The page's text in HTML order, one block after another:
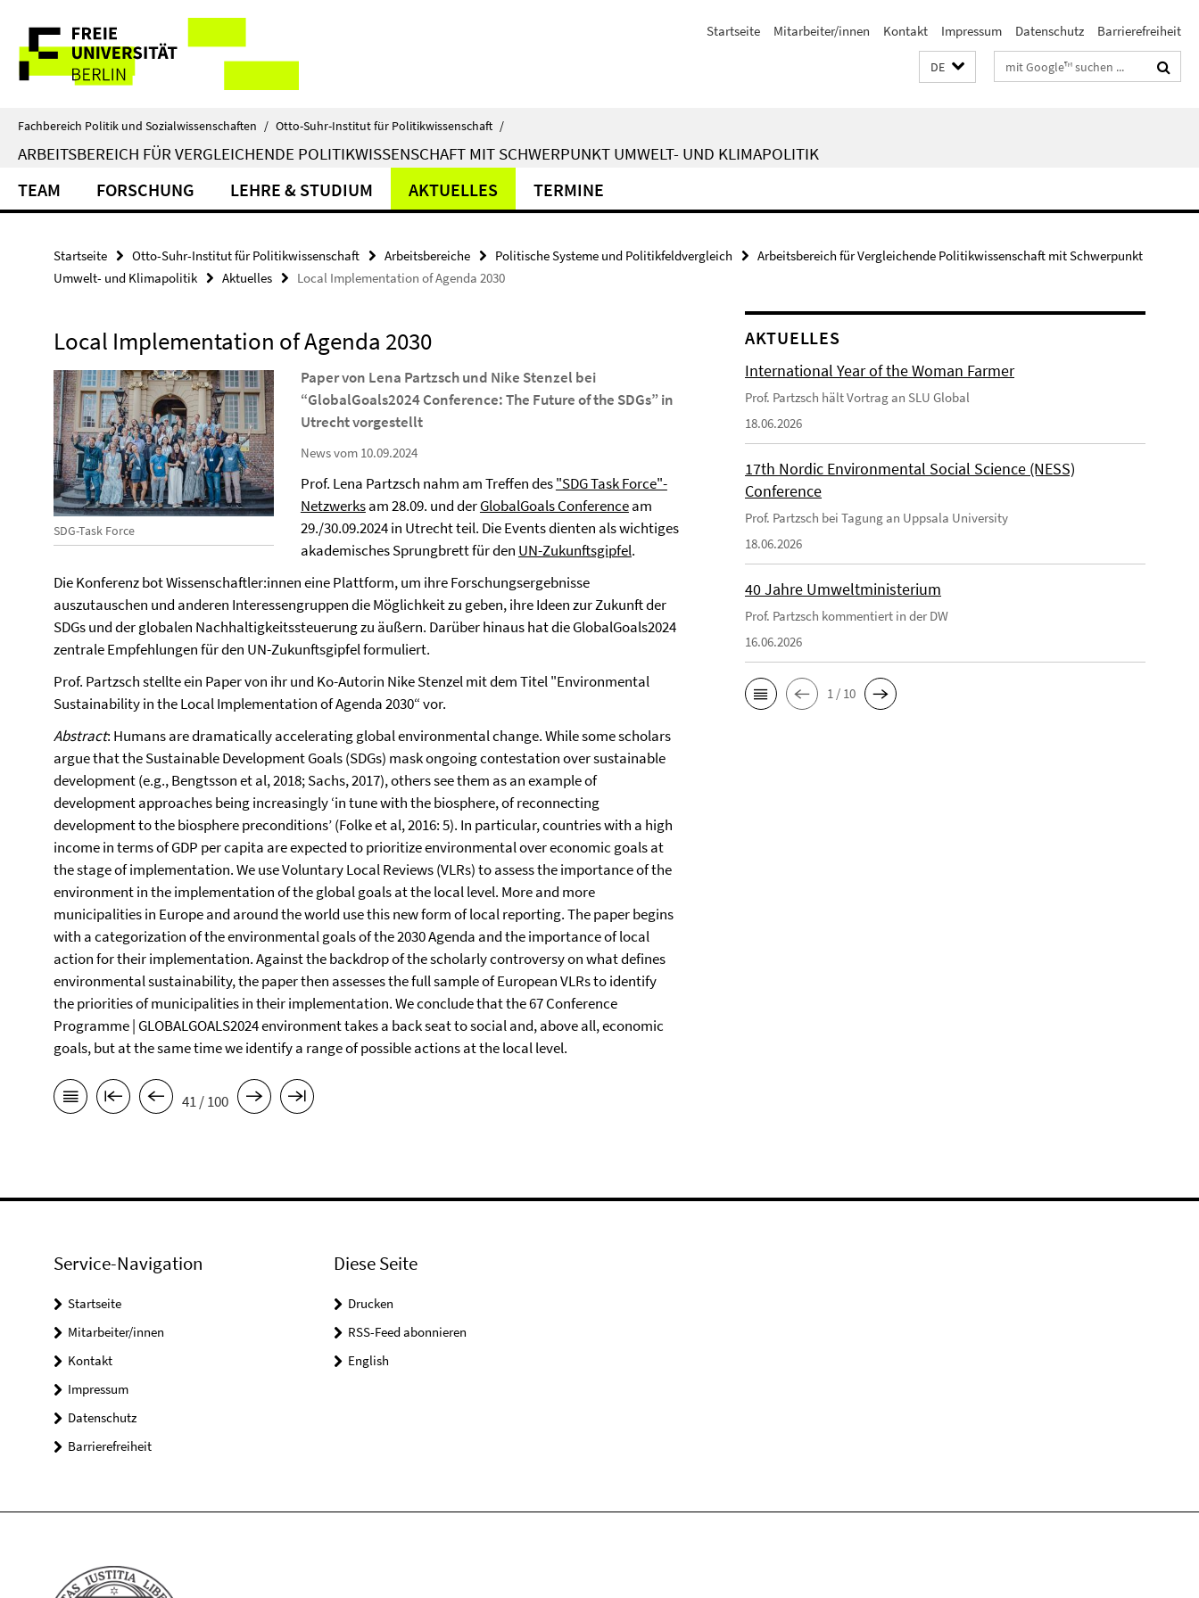
direkt
Inhalt
Service-
Navigation
Startseite Mitarbeiter/innen Kontakt Impressum Datenschutz Barrierefreiheit
DE Suchbegriffe
Fachbereich Politik und Sozialwissenschaften / Otto-Suhr-Institut für Politikwissenschaft /
ARBEITSBEREICH FÜR VERGLEICHENDE POLITIKWISSENSCHAFT MIT SCHWERPUNKT UMWELT- UND KLIMAPOLITIK
TEAM FORSCHUNG LEHRE & STUDIUM AKTUELLES TERMINE
Startseite Otto-Suhr-Institut für Politikwissenschaft Arbeitsbereiche Politische Systeme und Politikfeldvergleich
Arbeitsbereich für Vergleichende Politikwissenschaft mit Schwerpunkt
Umwelt- und Klimapolitik
Aktuelles Local Implementation of Agenda 2030
Local Implementation of Agenda 2030
SDG-Task Force
Paper von Lena Partzsch und Nike Stenzel bei
“GlobalGoals2024 Conference: The Future of the SDGs” in
Utrecht vorgestellt
News vom 10.09.2024
Prof. Lena Partzsch nahm am Treffen des"SDG Task Force"-
Netzwerksam 28.09. und derGlobalGoals Conferenceam
29./30.09.2024 in Utrecht teil. Die Events dienten als wichtiges
akademisches Sprungbrett für den UN-Zukunftsgipfel.
Die Konferenz bot Wissenschaftler:innen eine Plattform, um ihre Forschungsergebnisse
auszutauschen und anderen Interessengruppen die Möglichkeit zu geben, ihre Ideen zur Zukunft der
SDGs und der globalen Nachhaltigkeitssteuerung zu äußern. Darüber hinaus hat die GlobalGoals2024
zentrale Empfehlungen für den UN-Zukunftsgipfel formuliert.
Prof. Partzsch stellte ein Paper von ihr und Ko-Autorin Nike Stenzel mit dem Titel "Environmental
Sustainability in the Local Implementation of Agenda 2030“ vor.
Abstract: Humans are dramatically accelerating global environmental change. While some scholars
argue that the Sustainable Development Goals (SDGs) mask ongoing contestation over sustainable
development (e.g., Bengtsson et al, 2018; Sachs, 2017), others see them as an example of
development approaches being increasingly ‘in tune with the biosphere, of reconnecting
development to the biosphere preconditions’ (Folke et al, 2016: 5). In particular, countries with a high
income in terms of GDP per capita are expected to prioritize environmental over economic goals at
the stage of implementation. We use Voluntary Local Reviews (VLRs) to assess the importance of the
environment in the implementation of the global goals at the local level. More and more
municipalities in Europe and around the world use this new form of local reporting. The paper begins
with a categorization of the environmental goals of the 2030 Agenda and the importance of local
action for their implementation. Against the backdrop of the scholarly controversy on what defines
environmental sustainability, the paper then assesses the full sample of European VLRs to identify
the priorities of municipalities in their implementation. We conclude that the 67 Conference
Programme | GLOBALGOALS2024 environment takes a back seat to social and, above all, economic
goals, but at the same time we identify a range of possible actions at the local level.
41 / 100
AKTUELLES
International Year of the Woman Farmer
Prof. Partzsch hält Vortrag an SLU Global
18.06.2026
17th Nordic Environmental Social Science (NESS)
Conference
Prof. Partzsch bei Tagung an Uppsala University
18.06.2026
40 Jahre Umweltministerium
Prof. Partzsch kommentiert in der DW
16.06.2026
1 / 10
Service-Navigation
Startseite
Mitarbeiter/innen
Kontakt
Impressum
Datenschutz
Barrierefreiheit
Diese Seite
Drucken
RSS-Feed abonnieren
English